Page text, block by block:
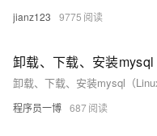
jianz123 9775
卸载、下载、安装mysql
卸载、下载、安装mysql（
程序员一博 687